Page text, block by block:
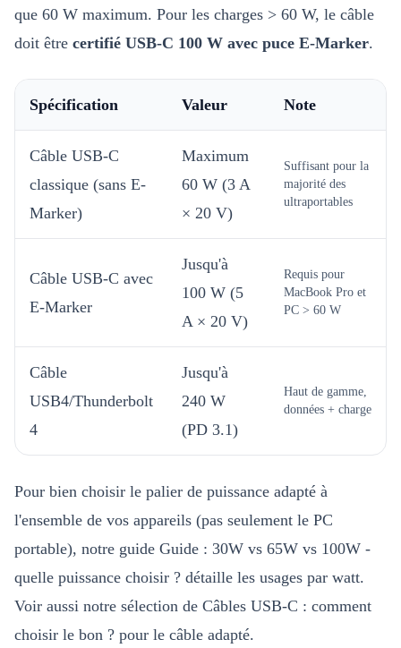
que 60 W maximum. Pour les charges > 60 W, le câble
doit être certifié USB-C 100 W avec puce E-Marker.
Spécification Valeur Note
Câble USB-C
classique (sans E-
Marker)
Maximum
60 W (3 A
× 20 V)
Suffisant pour la
majorité des
ultraportables
Câble USB-C avec
E-Marker
Jusqu'à
100 W (5
A × 20 V)
Requis pour
MacBook Pro et
PC > 60 W
Câble
USB4/Thunderbolt
4
Jusqu'à
240 W
(PD 3.1)
Haut de gamme,
données + charge
Pour bien choisir le palier de puissance adapté à
l'ensemble de vos appareils (pas seulement le PC
portable), notre guide Guide : 30W vs 65W vs 100W -
quelle puissance choisir ? détaille les usages par watt.
Voir aussi notre sélection de Câbles USB-C : comment
choisir le bon ? pour le câble adapté.